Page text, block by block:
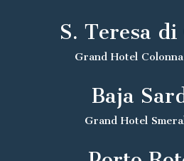
S. Teresa
Grand Hotel
Baja
Grand Hotel